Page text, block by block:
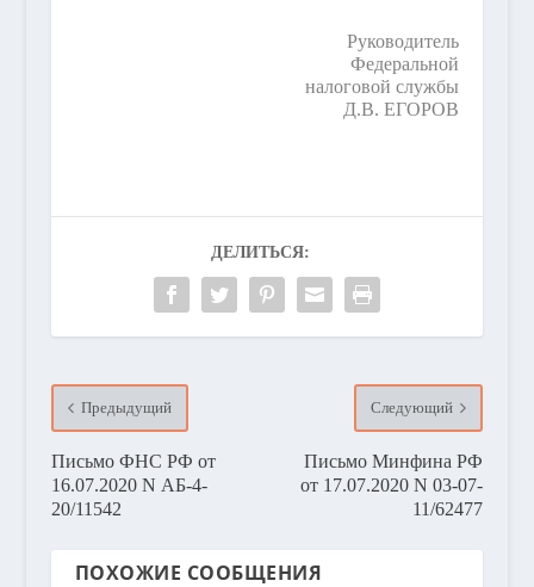
Руководитель
Федеральной
налоговой службы
Д.В. ЕГОРОВ
ДЕЛИТЬСЯ:
Предыдущий
Письмо ФНС РФ от
16.07.2020 N АБ-4-
20/11542
Следующий
Письмо Минфина РФ
от 17.07.2020 N 03-07-
11/62477
ПОХОЖИЕ СООБЩЕНИЯ